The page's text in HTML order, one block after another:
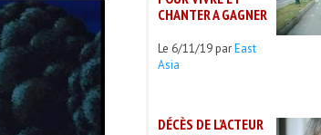
CHANTER A GAGNER
Le 6/11/19 parEast
Asia
DÉCÈS DE L’ACTEUR